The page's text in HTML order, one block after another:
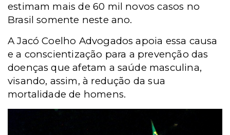
estimam mais de 60 mil novos casos no
Brasil somente neste ano.
A Jacó Coelho Advogados apoia essa causa
e a conscientização para a prevenção das
doenças que afetam a saúde masculina,
visando, assim, à redução da sua
mortalidade de homens.